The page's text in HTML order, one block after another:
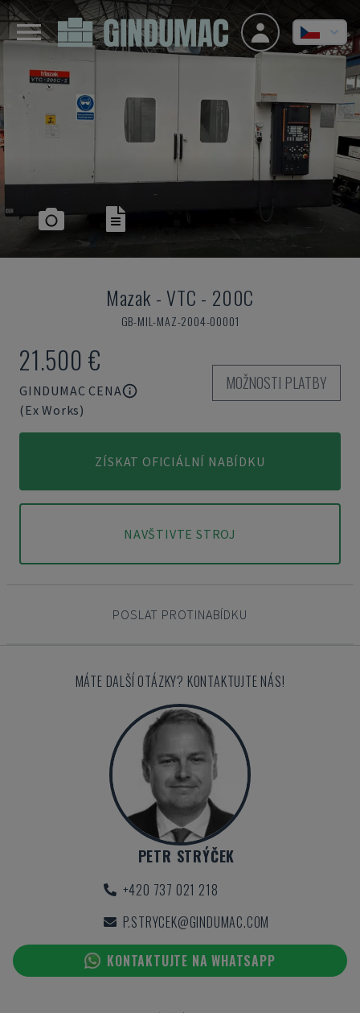
Mazak -VTC - 200C
GB-MIL-MAZ-2004-00001
21.500 €
GINDUMAC CENA
(Ex Works)
MOŽNOSTI PLATBY
ZÍSKAT OFICIÁLNÍ NABÍDKU
NAVŠTIVTE STROJ
POSLAT PROTINABÍDKU
MÁTE DALŠÍ OTÁZKY? KONTAKTUJTE NÁS!
PETR STRÝČEK
+420 737 021 218
P.STRYCEK@GINDUMAC.COM
KONTAKTUJTE NA WHATSAPP